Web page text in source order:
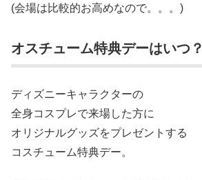
(会場は比較的お高めなので。。。)
オスチューム特典デーはいつ？
ディズニーキャラクターの
全身コスプレで来場した方に
オリジナルグッズをプレゼントする
コスチューム特典デー。